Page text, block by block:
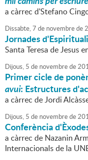
a càrrec d'Stefano
Dissabte,7 de novembrede
Jornades
Santa Teresa de Jesus
Dijous, 5 de novembrede
Primer cicle de
avui: Estructures
a càrrec de Jordi
Dijous, 5 de novembrede
Conferència
a càrrec de Nazanin
Internacionals de la